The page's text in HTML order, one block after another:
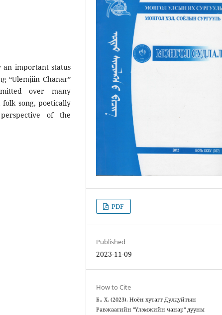
an important status
“Ulemjiin Chanar”
over many
song, poetically
of the
PDF
Published
2023-11-09
How to Cite
Б., Х. (2023). Ноён хутагт Дулдуйтын
Равжаагийн "Үлэмжийн чанар" дууны